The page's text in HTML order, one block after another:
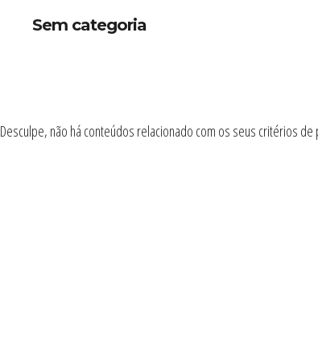
Sem categoria
Desculpe, não há conteúdos relacionado com os seus critérios de